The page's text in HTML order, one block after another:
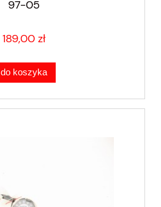
97-05
189,00 zł
do koszyka